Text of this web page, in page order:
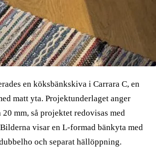
en köksbänkskiva i Carrara C, en
matt yta. Projektunderlaget anger
mm, så projektet redovisas med
visar en L-formad bänkyta med
och separat hällöppning.